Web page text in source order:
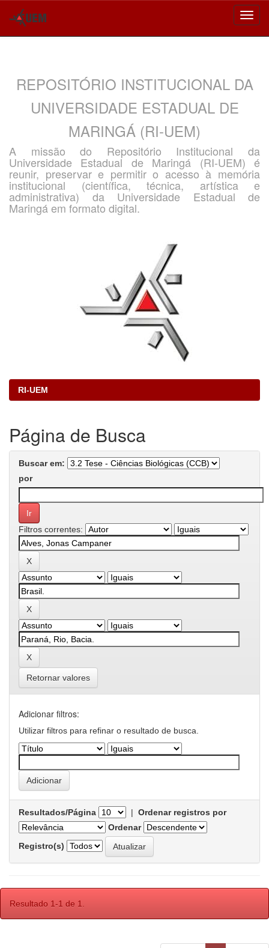
REPOSITÓRIO INSTITUCIONAL DA
UNIVERSIDADE ESTADUAL DE
MARINGÁ (RI-UEM)
A missão do Repositório Institucional da
Universidade Estadual de Maringá (RI-UEM) é
reunir, preservar e permitir o acesso à memória
institucional (científica, técnica, artística e
administrativa) da Universidade Estadual de
Maringá em formato digital.
RI-UEM
Página de Busca
Buscar em:
por
Filtros correntes:
Retornar valores
Adicionar filtros:
Utilizar filtros para refinar o resultado de busca.
Resultados/Página | Ordenar registros por
Ordenar
Registro(s)
Resultado 1-1 de 1.